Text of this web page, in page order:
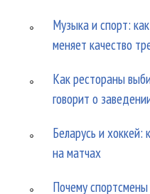
Музыка и спорт:
меняет качество
Как рестораны
говорит о
Беларусь и хоккей:
на матчах
Почему